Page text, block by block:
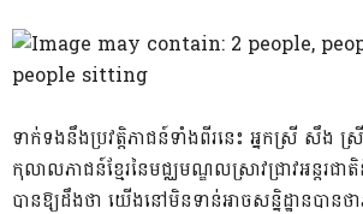
ទាក់ទងនឹងប្រវត្តិភាជន៍ទាំងពីរនេះ អ្នកស្រី សឹង
កុលាលភាជន៍ខ្មែរនៃមជ្ឈមណ្ឌលស្រាវជ្រាវអន្តរជា
បានឱ្យដឹងថា យើងនៅមិនទាន់អាចសន្និដ្ឋានបានថ